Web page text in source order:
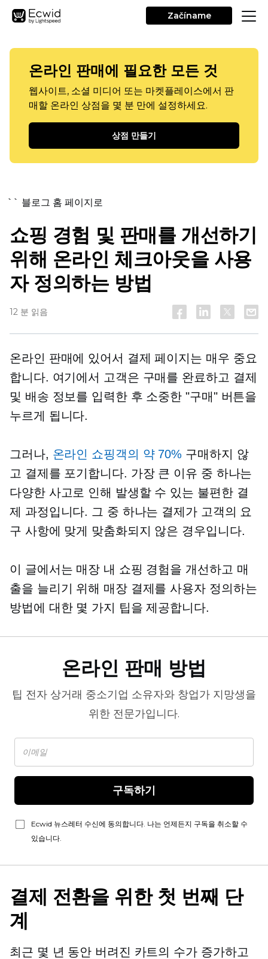
Začíname
온라인 판매에 필요한 모든 것
웹사이트, 소셜 미디어 또는 마켓플레이스에서 판
매할 온라인 상점을 몇 분 만에 설정하세요.
상점 만들기
`` 블로그 홈 페이지로
쇼핑 경험 및 판매를 개선하기
위해 온라인 체크아웃을 사용
자 정의하는 방법
12 분 읽음
온라인 판매에 있어서 결제 페이지는 매우 중요
합니다. 여기에서 고객은 구매를 완료하고 결제
및 배송 정보를 입력한 후 소중한 "구매" 버튼을
누르게 됩니다.
그러나, 온라인 쇼핑객의 약 70% 구매하지 않
고 결제를 포기합니다. 가장 큰 이유 중 하나는
다양한 사고로 인해 발생할 수 있는 불편한 결
제 과정입니다. 그 중 하나는 결제가 고객의 요
구 사항에 맞게 맞춤화되지 않은 경우입니다.
이 글에서는 매장 내 쇼핑 경험을 개선하고 매
출을 늘리기 위해 매장 결제를 사용자 정의하는
방법에 대한 몇 가지 팁을 제공합니다.
온라인 판매 방법
팁 전자 상거래 중소기업 소유자와 창업가 지망생을
위한 전문가입니다.
구독하기
Ecwid 뉴스레터 수신에 동의합니다. 나는 언제든지 구독을 취소할 수
있습니다.
결제 전환을 위한 첫 번째 단
계
최근 몇 년 동안 버려진 카트의 수가 증가하고